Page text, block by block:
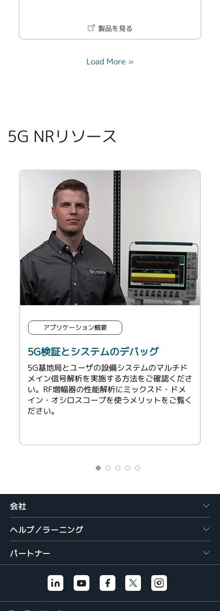
製品を見る
Load More »
5G NRリソース
アプリケーション概要
5G検証とシステムのデバッグ
5G基地局とユーザの設備システムのマルチド
メイン信号解析を実施する方法をご確認くださ
い。RF増幅器の性能解析にミックスド・ドメ
イン・オシロスコープを使うメリットをご覧く
ださい。
会社
ヘルプ／ラーニング
パートナー